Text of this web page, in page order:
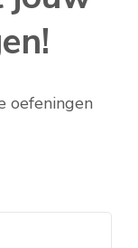
oefeningen